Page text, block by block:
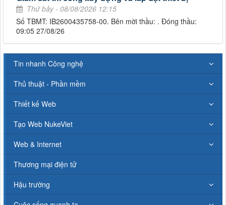
Thứ bảy - 08/08/2026 12:15
Số TBMT: IB2600435758-00. Bên mời thầu: . Đóng thầu:
09:05 27/08/26
Tin nhanh Công nghệ
Thủ thuật - Phần mềm
Thiết kế Web
Tạo Web NukeViet
Web & Internet
Thương mại điện tử
Hậu trường